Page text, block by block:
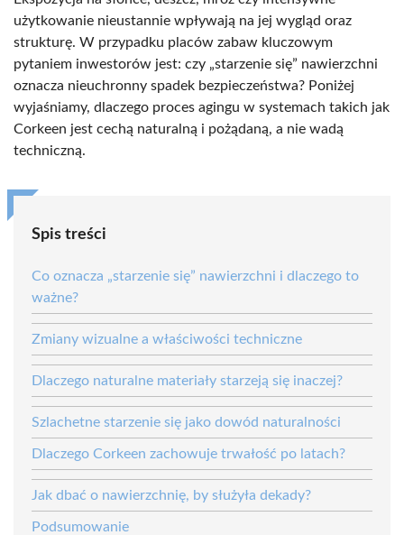
użytkowanie nieustannie wpływają na jej wygląd oraz
strukturę. W przypadku placów zabaw kluczowym
pytaniem inwestorów jest: czy „starzenie się” nawierzchni
oznacza nieuchronny spadek bezpieczeństwa? Poniżej
wyjaśniamy, dlaczego proces agingu w systemach takich jak
Corkeen jest cechą naturalną i pożądaną, a nie wadą
techniczną.
Spis treści
Co oznacza „starzenie się” nawierzchni i dlaczego to
ważne?
Zmiany wizualne a właściwości techniczne
Dlaczego naturalne materiały starzeją się inaczej?
Szlachetne starzenie się jako dowód naturalności
Dlaczego Corkeen zachowuje trwałość po latach?
Jak dbać o nawierzchnię, by służyła dekady?
Podsumowanie